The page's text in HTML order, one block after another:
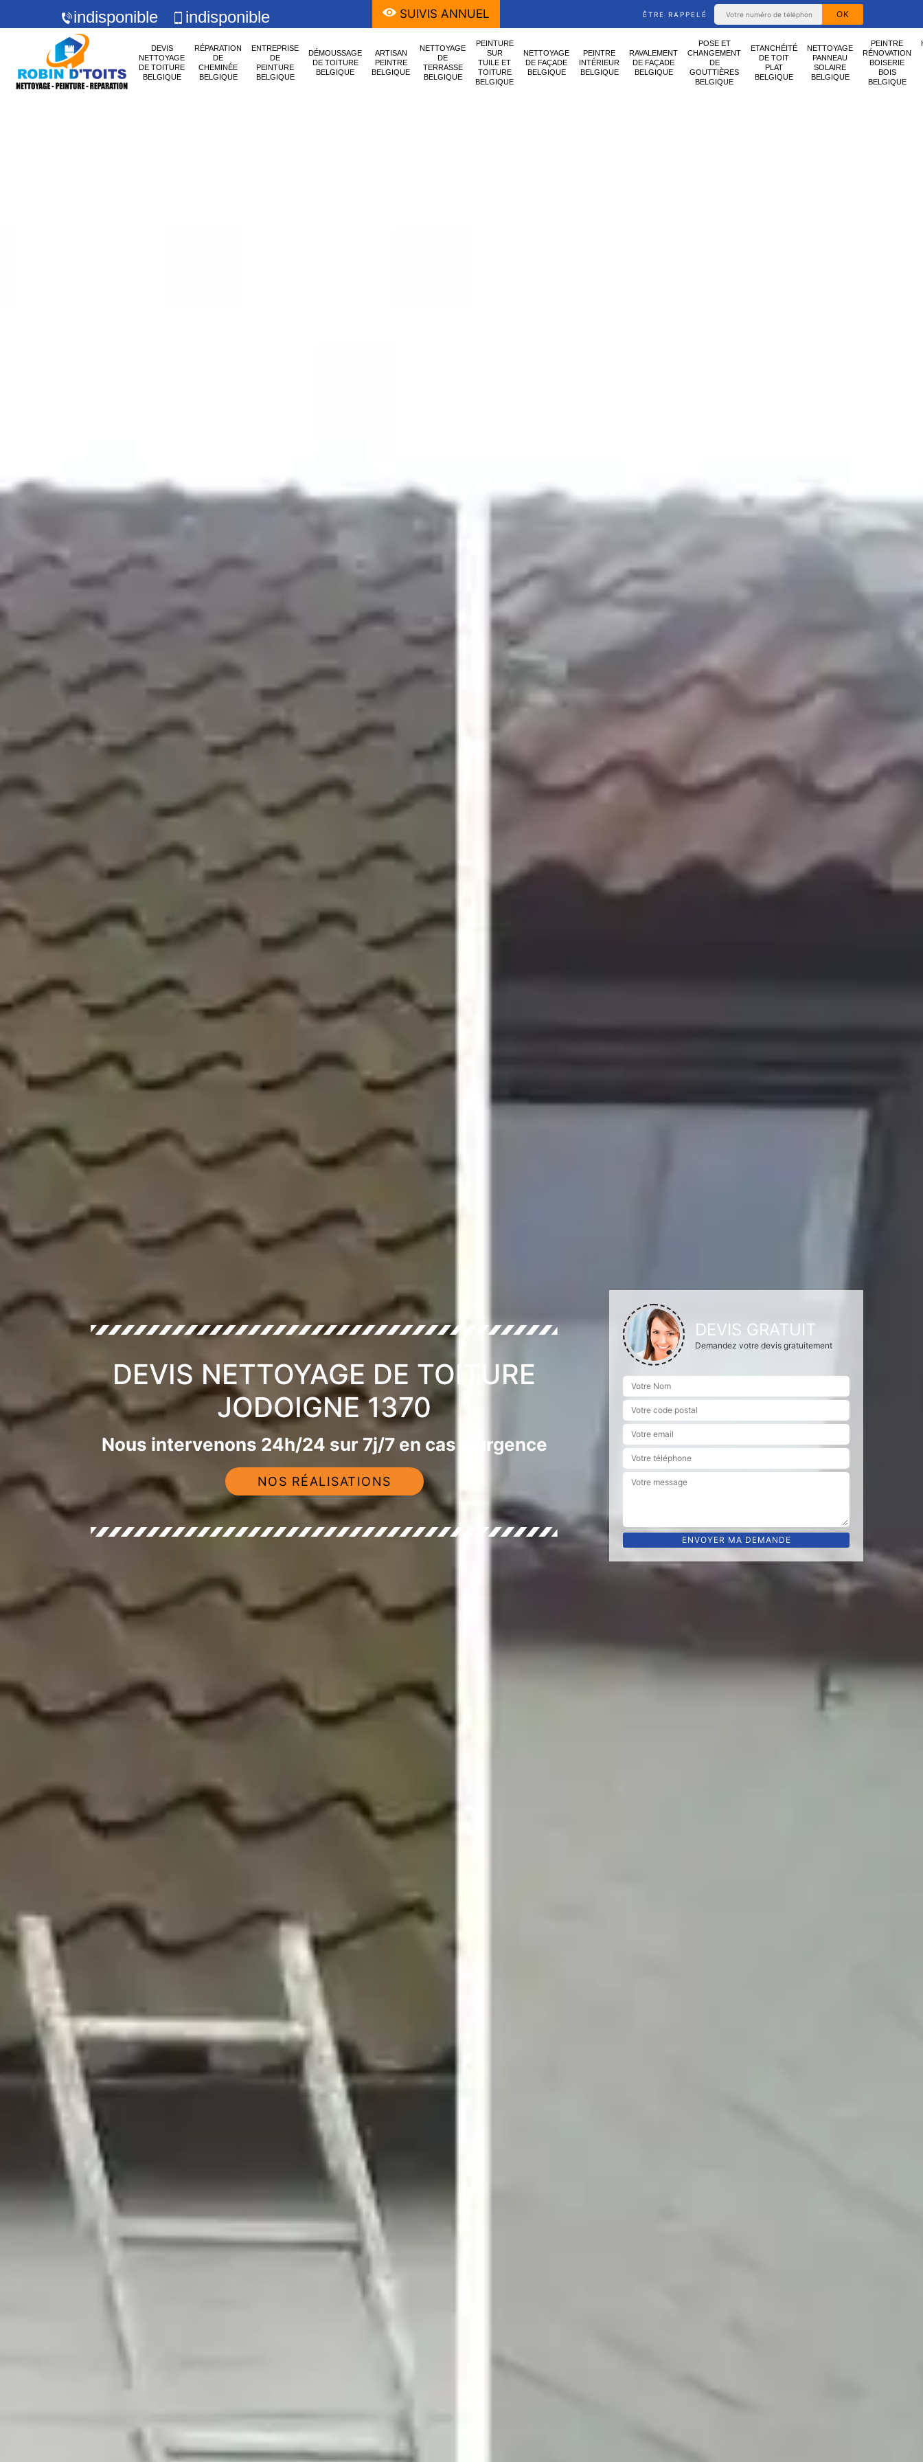
indisponible indisponible SUIVIS ANNUEL ÊTRE RAPPELÉ
DEVIS
NETTOYAGE
DE TOITURE
BELGIQUE
RÉPARATION
DE
CHEMINÉE
BELGIQUE
ENTREPRISE
DE
PEINTURE
BELGIQUE
DÉMOUSSAGE
DE TOITURE
BELGIQUE
ARTISAN
PEINTRE
BELGIQUE
NETTOYAGE
DE
TERRASSE
BELGIQUE
PEINTURE
SUR
TUILE ET
TOITURE
BELGIQUE
NETTOYAGE
DE FAÇADE
BELGIQUE
PEINTRE
INTÉRIEUR
BELGIQUE
RAVALEMENT
DE FAÇADE
BELGIQUE
POSE ET
CHANGEMENT
DE
GOUTTIÈRES
BELGIQUE
ETANCHÉITÉ
DE TOIT
PLAT
BELGIQUE
NETTOYAGE
PANNEAU
SOLAIRE
BELGIQUE
PEINTRE
RÉNOVATION
BOISERIE
BOIS
BELGIQUE
DEVIS NETTOYAGE DE TOITURE
JODOIGNE 1370
Nous intervenons 24h/24 sur 7j/7 en cas d'urgence
NOS RÉALISATIONS
DEVIS GRATUIT
Demandez votre devis gratuitement